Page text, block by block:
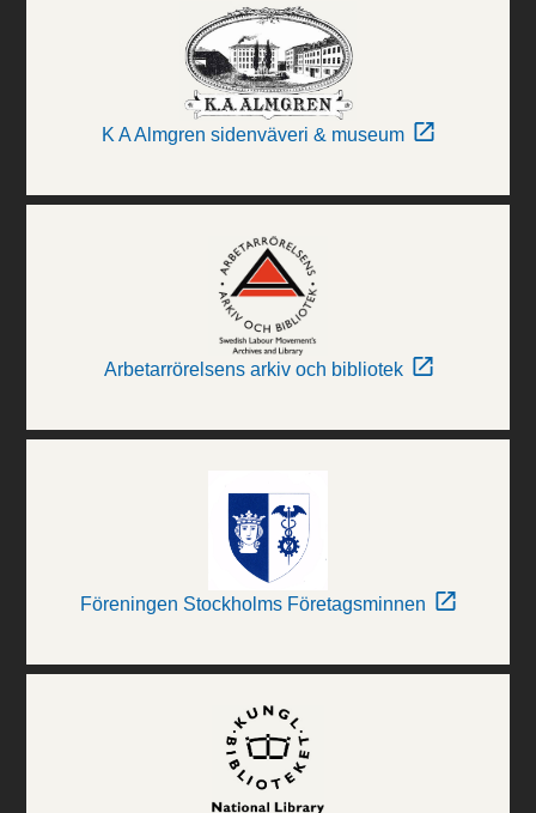
K A Almgren sidenväveri & museum
Arbetarrörelsens arkiv och bibliotek
Föreningen Stockholms Företagsminnen